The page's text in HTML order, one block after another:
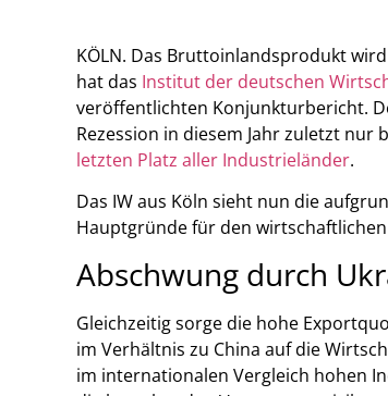
KÖLN. Das Bruttoinlandsprodukt
hat das Institut der deutschen
veröffentlichten Konjunkturbericht.
Rezession in diesem Jahr zuletzt nur
letzten Platz aller Industrieländer.
Das IW aus Köln sieht nun die
Hauptgründe für den
Abschwung durch
Gleichzeitig sorge die hohe
im Verhältnis zu China auf die
im internationalen Vergleich hohen